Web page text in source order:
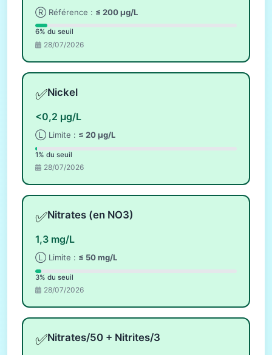
Ⓡ Référence : ≤ 200 µg/L
6% du seuil
28/07/2026
✅Nickel
<0,2 µg/L
Ⓛ Limite : ≤ 20 µg/L
1% du seuil
28/07/2026
✅Nitrates (en NO3)
1,3 mg/L
Ⓛ Limite : ≤ 50 mg/L
3% du seuil
28/07/2026
✅Nitrates/50 + Nitrites/3